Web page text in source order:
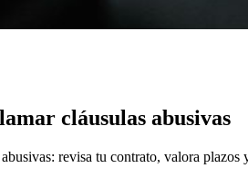
cláusulas abusivas
revisa tu contrato, valora plazos